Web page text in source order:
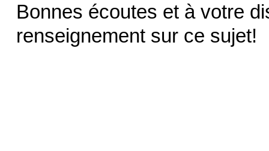
Bonnes écoutes et à votre
renseignement sur ce sujet!